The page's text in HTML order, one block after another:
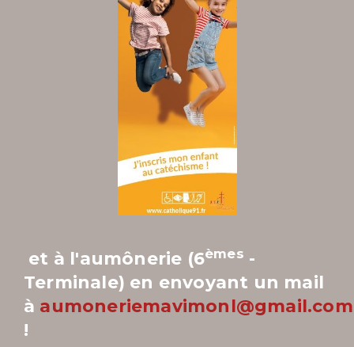
et à l'aumônerie (6èmes -
Terminale) en envoyant un mail
à aumoneriemavimonl@gmail.com
!